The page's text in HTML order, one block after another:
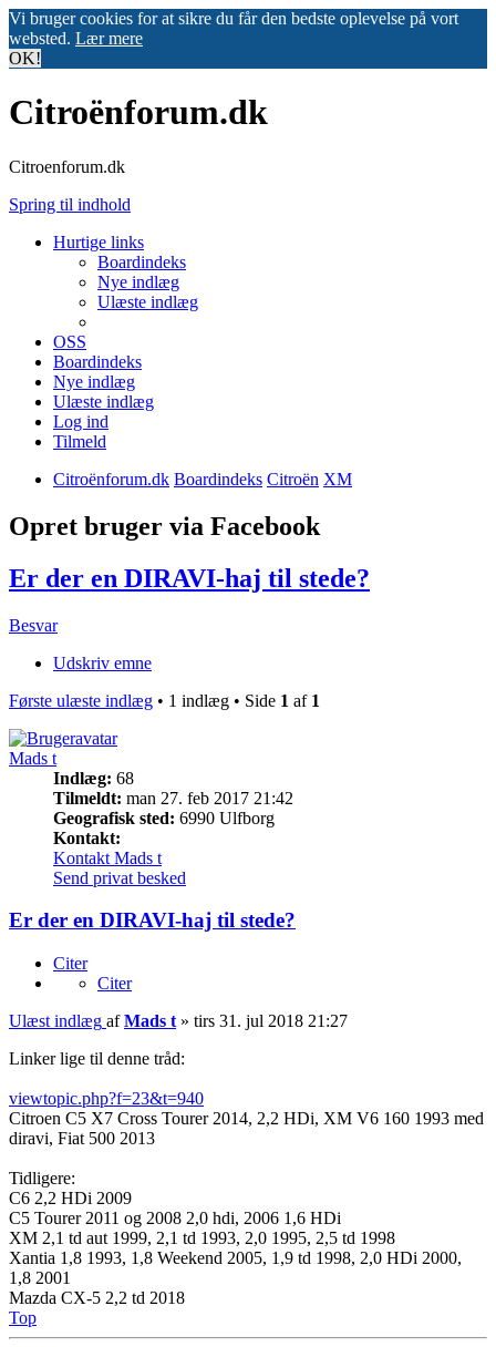
Vi bruger cookies for at sikre du får den bedste oplevelse på vort
websted. Lær mere
OK!
Citroënforum.dk
Citroenforum.dk
Spring til indhold
Hurtige links
Boardindeks
Nye indlæg
Ulæste indlæg
OSS
Boardindeks
Nye indlæg
Ulæste indlæg
Log ind
Tilmeld
Citroënforum.dk Boardindeks Citroën XM
Opret bruger via Facebook
Er der en DIRAVI-haj til stede?
Besvar
Udskriv emne
Første ulæste indlæg • 1 indlæg • Side 1 af 1
Mads t
Indlæg: 68
Tilmeldt: man 27. feb 2017 21:42
Geografisk sted: 6990 Ulfborg
Kontakt:
Kontakt Mads t
Send privat besked
Er der en DIRAVI-haj til stede?
Citer
Citer
Ulæst indlæg afMads t » tirs 31. jul 2018 21:27
Linker lige til denne tråd:
viewtopic.php?f=23&t=940
Citroen C5 X7 Cross Tourer 2014, 2,2 HDi, XM V6 160 1993 med
diravi, Fiat 500 2013
Tidligere:
C6 2,2 HDi 2009
C5 Tourer 2011 og 2008 2,0 hdi, 2006 1,6 HDi
XM 2,1 td aut 1999, 2,1 td 1993, 2,0 1995, 2,5 td 1998
Xantia 1,8 1993, 1,8 Weekend 2005, 1,9 td 1998, 2,0 HDi 2000,
1,8 2001
Mazda CX-5 2,2 td 2018
Top